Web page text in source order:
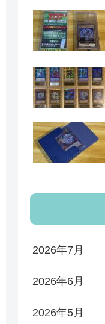
2026年7月
2026年6月
2026年5月